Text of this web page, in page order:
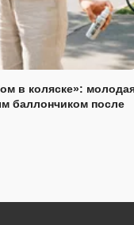
в коляске»:
баллончиком после